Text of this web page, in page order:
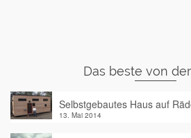
Das beste von
Selbstgebautes Haus auf
13. Mai 2014